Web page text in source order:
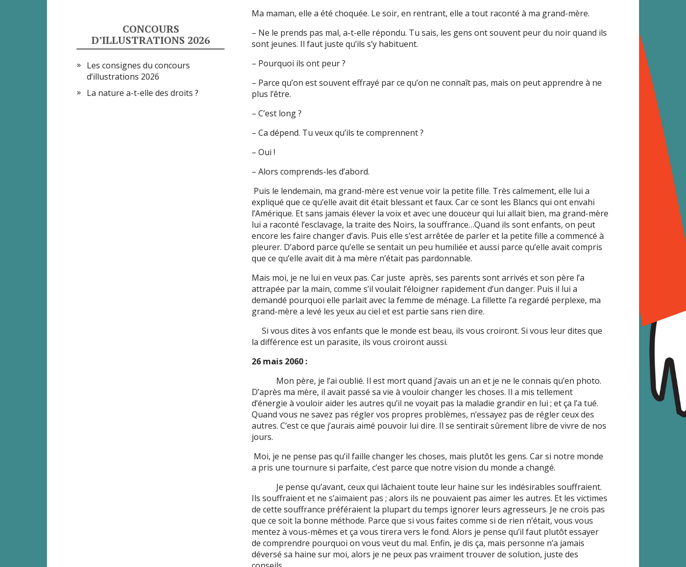
Ma maman, elle a été choquée. Le soir, en rentrant, elle a tout raconté à ma grand-mère.
– Ne le prends pas mal, a-t-elle répondu. Tu sais, les gens ont souvent peur du noir quand ils
sont jeunes. Il faut juste qu’ils s’y habituent.
– Pourquoi ils ont peur ?
– Parce qu’on est souvent effrayé par ce qu’on ne connaît pas, mais on peut apprendre à ne
plus l’être.
– C’est long ?
– Ca dépend. Tu veux qu’ils te comprennent ?
– Oui !
– Alors comprends-les d’abord.
Puis le lendemain, ma grand-mère est venue voir la petite fille. Très calmement, elle lui a
expliqué que ce qu’elle avait dit était blessant et faux. Car ce sont les Blancs qui ont envahi
l’Amérique. Et sans jamais élever la voix et avec une douceur qui lui allait bien, ma grand-mère
lui a raconté l’esclavage, la traite des Noirs, la souffrance…Quand ils sont enfants, on peut
encore les faire changer d’avis. Puis elle s’est arrêtée de parler et la petite fille a commencé à
pleurer. D’abord parce qu’elle se sentait un peu humiliée et aussi parce qu’elle avait compris
que ce qu’elle avait dit à ma mère n’était pas pardonnable.
Mais moi, je ne lui en veux pas. Car juste après, ses parents sont arrivés et son père l’a
attrapée par la main, comme s’il voulait l’éloigner rapidement d’un danger. Puis il lui a
demandé pourquoi elle parlait avec la femme de ménage. La fillette l’a regardé perplexe, ma
grand-mère a levé les yeux au ciel et est partie sans rien dire.
Si vous dites à vos enfants que le monde est beau, ils vous croiront. Si vous leur dites que
la différence est un parasite, ils vous croiront aussi.
26 mais 2060 :
Mon père, je l’ai oublié. Il est mort quand j’avais un an et je ne le connais qu’en photo.
D’après ma mère, il avait passé sa vie à vouloir changer les choses. Il a mis tellement
d’énergie à vouloir aider les autres qu’il ne voyait pas la maladie grandir en lui ; et ça l’a tué.
Quand vous ne savez pas régler vos propres problèmes, n’essayez pas de régler ceux des
autres. C’est ce que j’aurais aimé pouvoir lui dire. Il se sentirait sûrement libre de vivre de nos
jours.
Moi, je ne pense pas qu’il faille changer les choses, mais plutôt les gens. Car si notre monde
a pris une tournure si parfaite, c’est parce que notre vision du monde a changé.
Je pense qu’avant, ceux qui lâchaient toute leur haine sur les indésirables souffraient.
Ils souffraient et ne s’aimaient pas ; alors ils ne pouvaient pas aimer les autres. Et les victimes
de cette souffrance préféraient la plupart du temps ignorer leurs agresseurs. Je ne crois pas
que ce soit la bonne méthode. Parce que si vous faites comme si de rien n’était, vous vous
mentez à vous-mêmes et ça vous tirera vers le fond. Alors je pense qu’il faut plutôt essayer
de comprendre pourquoi on vous veut du mal. Enfin, je dis ça, mais personne n’a jamais
déversé sa haine sur moi, alors je ne peux pas vraiment trouver de solution, juste des
CONCOURS
D’ILLUSTRATIONS 2026
Les consignes du concours
d’illustrations 2026
La nature a-t-elle des droits ?